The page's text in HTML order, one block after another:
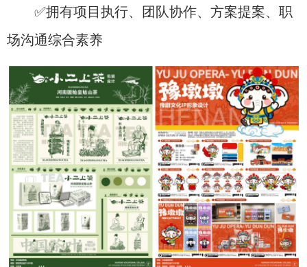
✅拥有项目执行、团队协作、方案提案、职
场沟通综合素养